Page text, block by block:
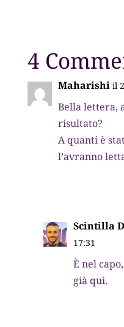
4
Maharishi il
Bella lettera,
risultato?
A quanti è
l’avranno
Scintilla
17:31
È nel
già qui.